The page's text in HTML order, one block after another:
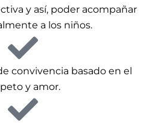
y así, poder acompañar
a los niños.
convivencia basado en el
y amor.